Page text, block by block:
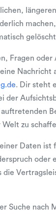
Fragen oder
Nachricht
. Dir steht
der
Welt zu
Daten ist
oder
die
Suche nach